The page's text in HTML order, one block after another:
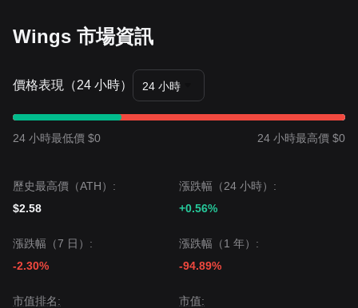
Wings 市場資訊
價格表現（24 小時） 24 小時
24 小時最低價 $0 24 小時最高價 $0
歷史最高價（ATH）:
$2.58
漲跌幅（24 小時）:
+0.56%
漲跌幅（7 日）:
-2.30%
漲跌幅（1 年）:
-94.89%
市值排名:
市值: